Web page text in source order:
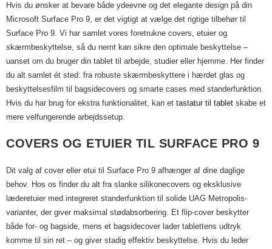
Hvis du ønsker at bevare både ydeevne og det elegante design på din
Microsoft Surface Pro 9, er det vigtigt at vælge det rigtige tilbehør til
Surface Pro 9. Vi har samlet vores foretrukne covers, etuier og
skærmbeskyttelse, så du nemt kan sikre den optimale beskyttelse –
uanset om du bruger din tablet til arbejde, studier eller hjemme. Her finder
du alt samlet ét sted: fra robuste skærmbeskyttere i hærdet glas og
beskyttelsesfilm til bagsidecovers og smarte cases med standerfunktion.
Hvis du har brug for ekstra funktionalitet, kan et tastatur til tablet skabe et
mere velfungerende arbejdssetup.
COVERS OG ETUIER TIL SURFACE PRO 9
Dit valg af cover eller etui til Surface Pro 9 afhænger af dine daglige
behov. Hos os finder du alt fra slanke silikonecovers og eksklusive
læderetuier med integreret standerfunktion til solide UAG Metropolis-
varianter, der giver maksimal stødabsorbering. Et flip-cover beskytter
både for- og bagside, mens et bagsidecover lader tablettens udtryk
komme til sin ret – og giver stadig effektiv beskyttelse. Hvis du leder